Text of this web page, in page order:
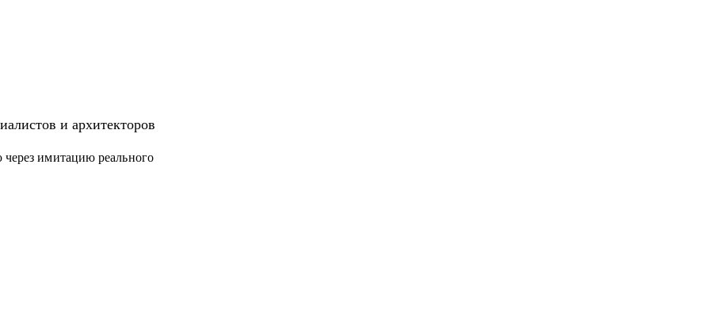
к собеседованиям.
и архитекторов
через имитацию реального